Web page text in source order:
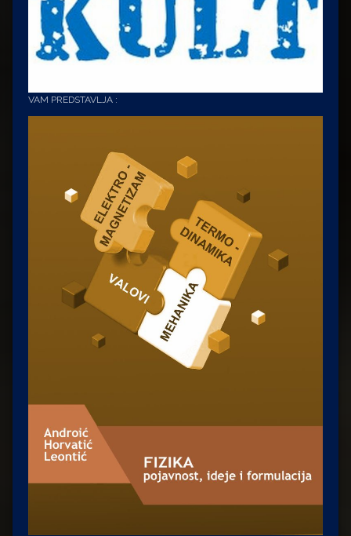
VAM PREDSTAVLJA :